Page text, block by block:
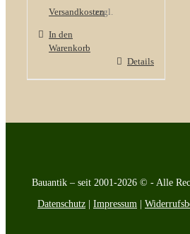
zzgl.
Versandkosten
In den
Warenkorb
Details
Bauantik – seit 2001-2026 © - Alle
Datenschutz
Impressum